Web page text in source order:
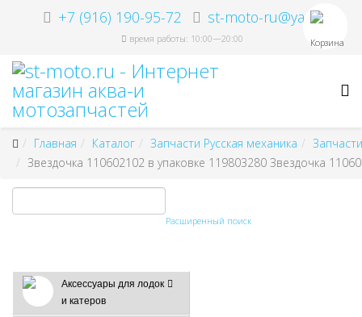
+7 (916) 190-95-72 st-moto-ru@ya.ru
время работы: 10:00—20:00 Корзина
Главная Каталог Запчасти Русская механика
Звездочка 110602102 в упаковке 119803280 Звездочка
Расширенный поиск
Аксессуары для лодок
и катеров